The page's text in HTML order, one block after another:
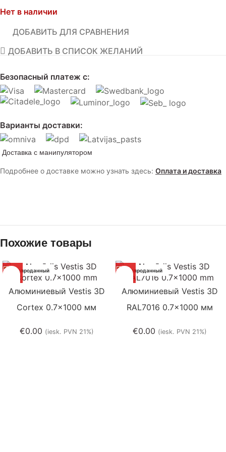
Нет в наличии
Безопасный платеж с:
Варианты доставки:
Доставка с манипулятором
Подробнее о доставке можно узнать здесь: Оплата и доставка
ДОБАВИТЬ ДЛЯ СРАВНЕНИЯ
ДОБАВИТЬ В СПИСОК ЖЕЛАНИЙ
Похожие товары
Распроданный
Aлюминиевый Vestis 3D
Cortex 0.7×1000 мм
€0.00 (iesk. PVN 21%)
Распроданный
Aлюминиевый Vestis 3D
RAL7016 0.7×1000 мм
€0.00 (iesk. PVN 21%)